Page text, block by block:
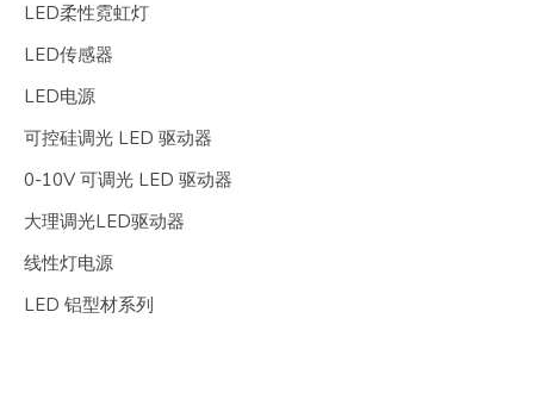
LED柔性霓虹灯
LED传感器
LED电源
可控硅调光 LED 驱动器
0-10V 可调光 LED 驱动器
大理调光LED驱动器
线性灯电源
LED 铝型材系列